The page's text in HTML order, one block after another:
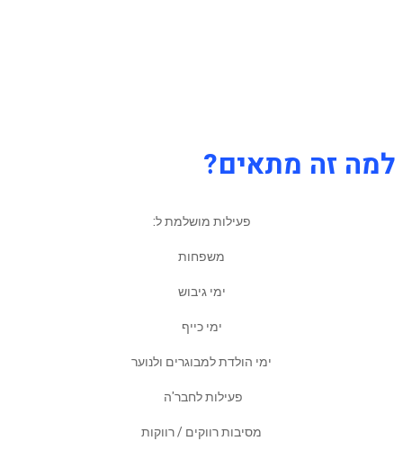
למה זה מתאים?
פעילות מושלמת ל:
משפחות
ימי גיבוש
ימי כייף
ימי הולדת למבוגרים ולנוער
פעילות לחבר'ה
מסיבות רווקים / רווקות